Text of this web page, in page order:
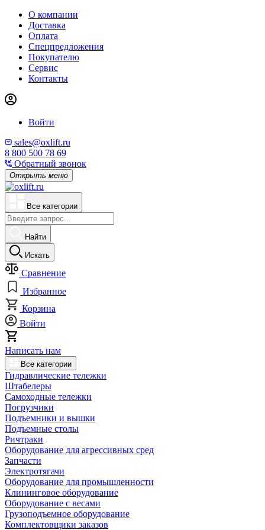
О компании
Доставка
Оплата
Спецпредложения
Покупателю
Сервис
Контакты
Войти
sales@oxlift.ru
8 800 500 78 69
Обратный звонок
Открыть меню
Все категории
Найти
Искать
Сравнение
Избранное
Корзина
Войти
Написать нам
Все категории
Гидравлические тележки
Штабелеры
Самоходные тележки
Погрузчики
Подъемники и вышки
Подъемные столы
Ричтраки
Оборудование для агрессивных сред
Запчасти
Электротягачи
Оборудование для промышленности
Клининговое оборудование
Оборудование с весами
Грузоподъемное оборудование
Комплектовщики заказов